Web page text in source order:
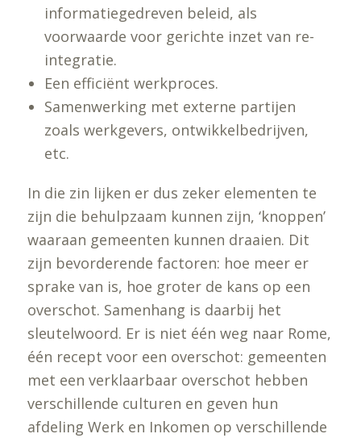
informatiegedreven beleid, als
voorwaarde voor gerichte inzet van re-
integratie.
Een efficiënt werkproces.
Samenwerking met externe partijen
zoals werkgevers, ontwikkelbedrijven,
etc.
In die zin lijken er dus zeker elementen te
zijn die behulpzaam kunnen zijn, ‘knoppen’
waaraan gemeenten kunnen draaien. Dit
zijn bevorderende factoren: hoe meer er
sprake van is, hoe groter de kans op een
overschot. Samenhang is daarbij het
sleutelwoord. Er is niet één weg naar Rome,
één recept voor een overschot: gemeenten
met een verklaarbaar overschot hebben
verschillende culturen en geven hun
afdeling Werk en Inkomen op verschillende